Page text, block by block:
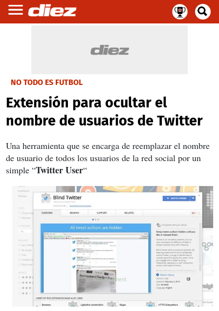
NO TODO ES FUTBOL
Extensión para ocultar el
nombre de usuarios de Twitter
Una herramienta que se encarga de reemplazar el nombre
de usuario de todos los usuarios de la red social por un
simple “Twitter User“
X